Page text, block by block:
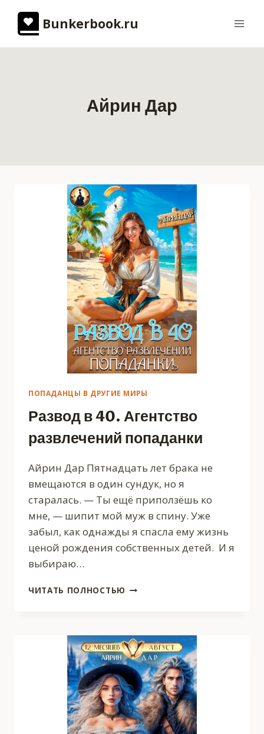
содержимому
Bunkerbook.ru
Айрин Дар
ПОПАДАНЦЫ В ДРУГИЕ МИРЫ
Развод в 40. Агентство
развлечений попаданки
Айрин Дар Пятнадцать лет брака не
вмещаются в один сундук, но я
старалась. — Ты ещё приползёшь ко
мне, — шипит мой муж в спину. Уже
забыл, как однажды я спасла ему жизнь
ценой рождения собственных детей. И я
выбираю…
ЧИТАТЬ ПОЛНОСТЬЮ РАЗВОД
РАЗВЛЕЧЕНИЙ
ПОПАДАНКИ